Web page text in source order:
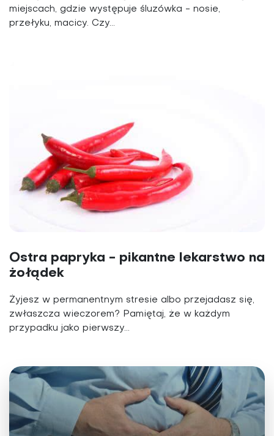
miejscach, gdzie występuje śluzówka - nosie,
przełyku, macicy. Czy...
Ostra papryka - pikantne lekarstwo na
żołądek
Żyjesz w permanentnym stresie albo przejadasz się,
zwłaszcza wieczorem? Pamiętaj, że w każdym
przypadku jako pierwszy...